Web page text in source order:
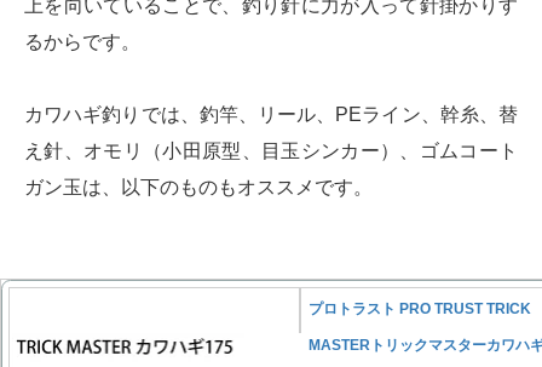
上を向いていることで、釣り針に力が入って針掛かりす
るからです。
カワハギ釣りでは、釣竿、リール、PEライン、幹糸、替
え針、オモリ（小田原型、目玉シンカー）、ゴムコート
ガン玉は、以下のものもオススメです。
プロトラスト PRO TRUST TRICK
MASTERトリックマスターカワハ